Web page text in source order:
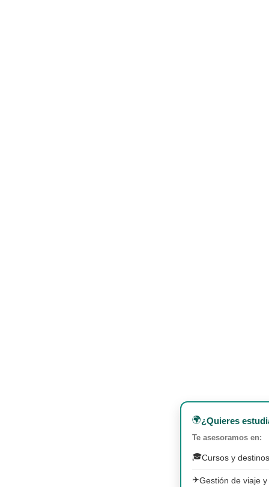
🌍¿Quieres
Te asesoramos en:
🎓Cursos y
✈️Gestión de viaje